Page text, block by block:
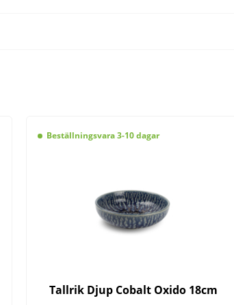
Beställningsvara 3-10 dagar
Tallrik Djup Cobalt Oxido 18cm